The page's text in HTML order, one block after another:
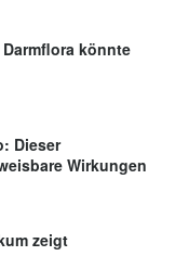
könnte
Dieser
Wirkungen
zeigt